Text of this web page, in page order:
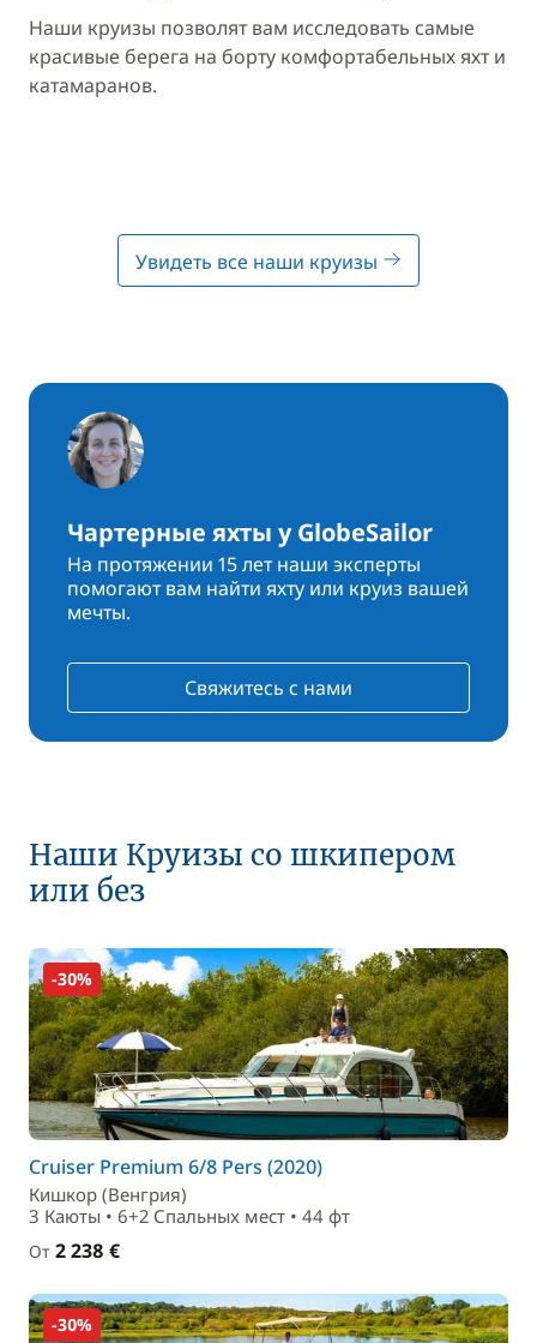
Наши круизы позволят вам исследовать самые
красивые берега на борту комфортабельных яхт и
катамаранов.
Увидеть все наши круизы
Чартерные яхты у GlobeSailor
На протяжении 15 лет наши эксперты
помогают вам найти яхту или круиз вашей
мечты.
Свяжитесь с нами
Наши Круизы со шкипером
или без
-30%
Cruiser Premium 6/8 Pers (2020)
Кишкор (Венгрия)
3 Каюты • 6+2 Спальныx мест • 44 фт
От 2 238 €
-30%